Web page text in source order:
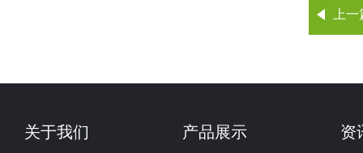
上
关于我们 产品展示 资